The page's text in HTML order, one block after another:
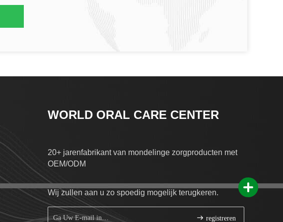
WORLD ORAL CARE CENTER
20+ jarenfabrikant van mondelinge zorgproducten met
OEM/ODM
Wij zullen aan u zo spoedig mogelijk terugkeren.
registreren